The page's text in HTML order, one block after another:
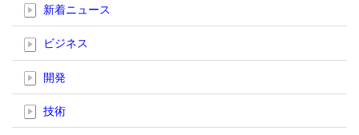
新着ニュース
ビジネス
開発
技術